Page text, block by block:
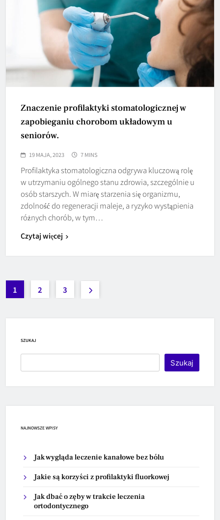
Znaczenie profilaktyki stomatologicznej w
zapobieganiu chorobom układowym u
seniorów.
19 MAJA, 2023 7 MINS
Profilaktyka stomatologiczna odgrywa kluczową rolę
w utrzymaniu ogólnego stanu zdrowia, szczególnie u
osób starszych. W miarę starzenia się organizmu,
zdolność do regeneracji maleje, a ryzyko wystąpienia
różnych chorób, w tym…
Czytaj więcej
1 2 3
SZUKAJ
Szukaj
NAJNOWSZE WPISY
Jak wygląda leczenie kanałowe bez bólu
Jakie są korzyści z profilaktyki fluorkowej
Jak dbać o zęby w trakcie leczenia
ortodontycznego